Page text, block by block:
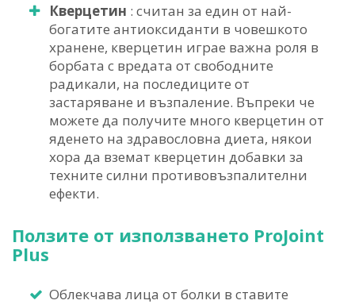
Кверцетин : считан за един от най-
богатите антиоксиданти в човешкото
хранене, кверцетин играе важна роля в
борбата с вредата от свободните
радикали, на последиците от
застаряване и възпаление. Въпреки че
можете да получите много кверцетин от
яденето на здравословна диета, някои
хора да вземат кверцетин добавки за
техните силни противовъзпалителни
ефекти.
Ползите от използването ProJoint
Plus
Облекчава лица от болки в ставите